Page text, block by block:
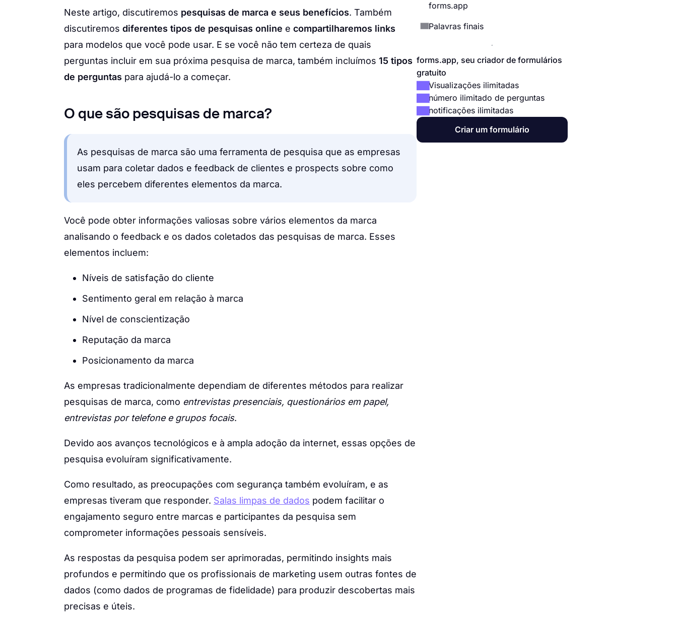
Neste artigo, discutiremos pesquisas de marca e seus benefícios. Também
discutiremos diferentes tipos de pesquisas online e compartilharemos links
para modelos que você pode usar. E se você não tem certeza de quais
perguntas incluir em sua próxima pesquisa de marca, também incluímos 15 tipos
de perguntas para ajudá-lo a começar.
O que são pesquisas de marca?
As pesquisas de marca são uma ferramenta de pesquisa que as empresas
usam para coletar dados e feedback de clientes e prospects sobre como
eles percebem diferentes elementos da marca.
Você pode obter informações valiosas sobre vários elementos da marca
analisando o feedback e os dados coletados das pesquisas de marca. Esses
elementos incluem:
Níveis de satisfação do cliente
Sentimento geral em relação à marca
Nível de conscientização
Reputação da marca
Posicionamento da marca
As empresas tradicionalmente dependiam de diferentes métodos para realizar
pesquisas de marca, como entrevistas presenciais, questionários em papel,
entrevistas por telefone e grupos focais.
Devido aos avanços tecnológicos e à ampla adoção da internet, essas opções de
pesquisa evoluíram significativamente.
Como resultado, as preocupações com segurança também evoluíram, e as
empresas tiveram que responder. Salas limpas de dados podem facilitar o
engajamento seguro entre marcas e participantes da pesquisa sem
comprometer informações pessoais sensíveis.
As respostas da pesquisa podem ser aprimoradas, permitindo insights mais
profundos e permitindo que os profissionais de marketing usem outras fontes de
dados (como dados de programas de fidelidade) para produzir descobertas mais
precisas e úteis.
forms.app
Palavras finais
forms.app, seu criador de formulários
gratuito
Visualizações ilimitadas
número ilimitado de perguntas
notificações ilimitadas
Criar um formulário